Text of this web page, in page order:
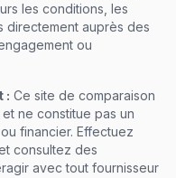
les conditions, les
directement auprès des
ou
: Ce site de comparaison
ne constitue pas un
financier. Effectuez
consultez des
avec tout fournisseur